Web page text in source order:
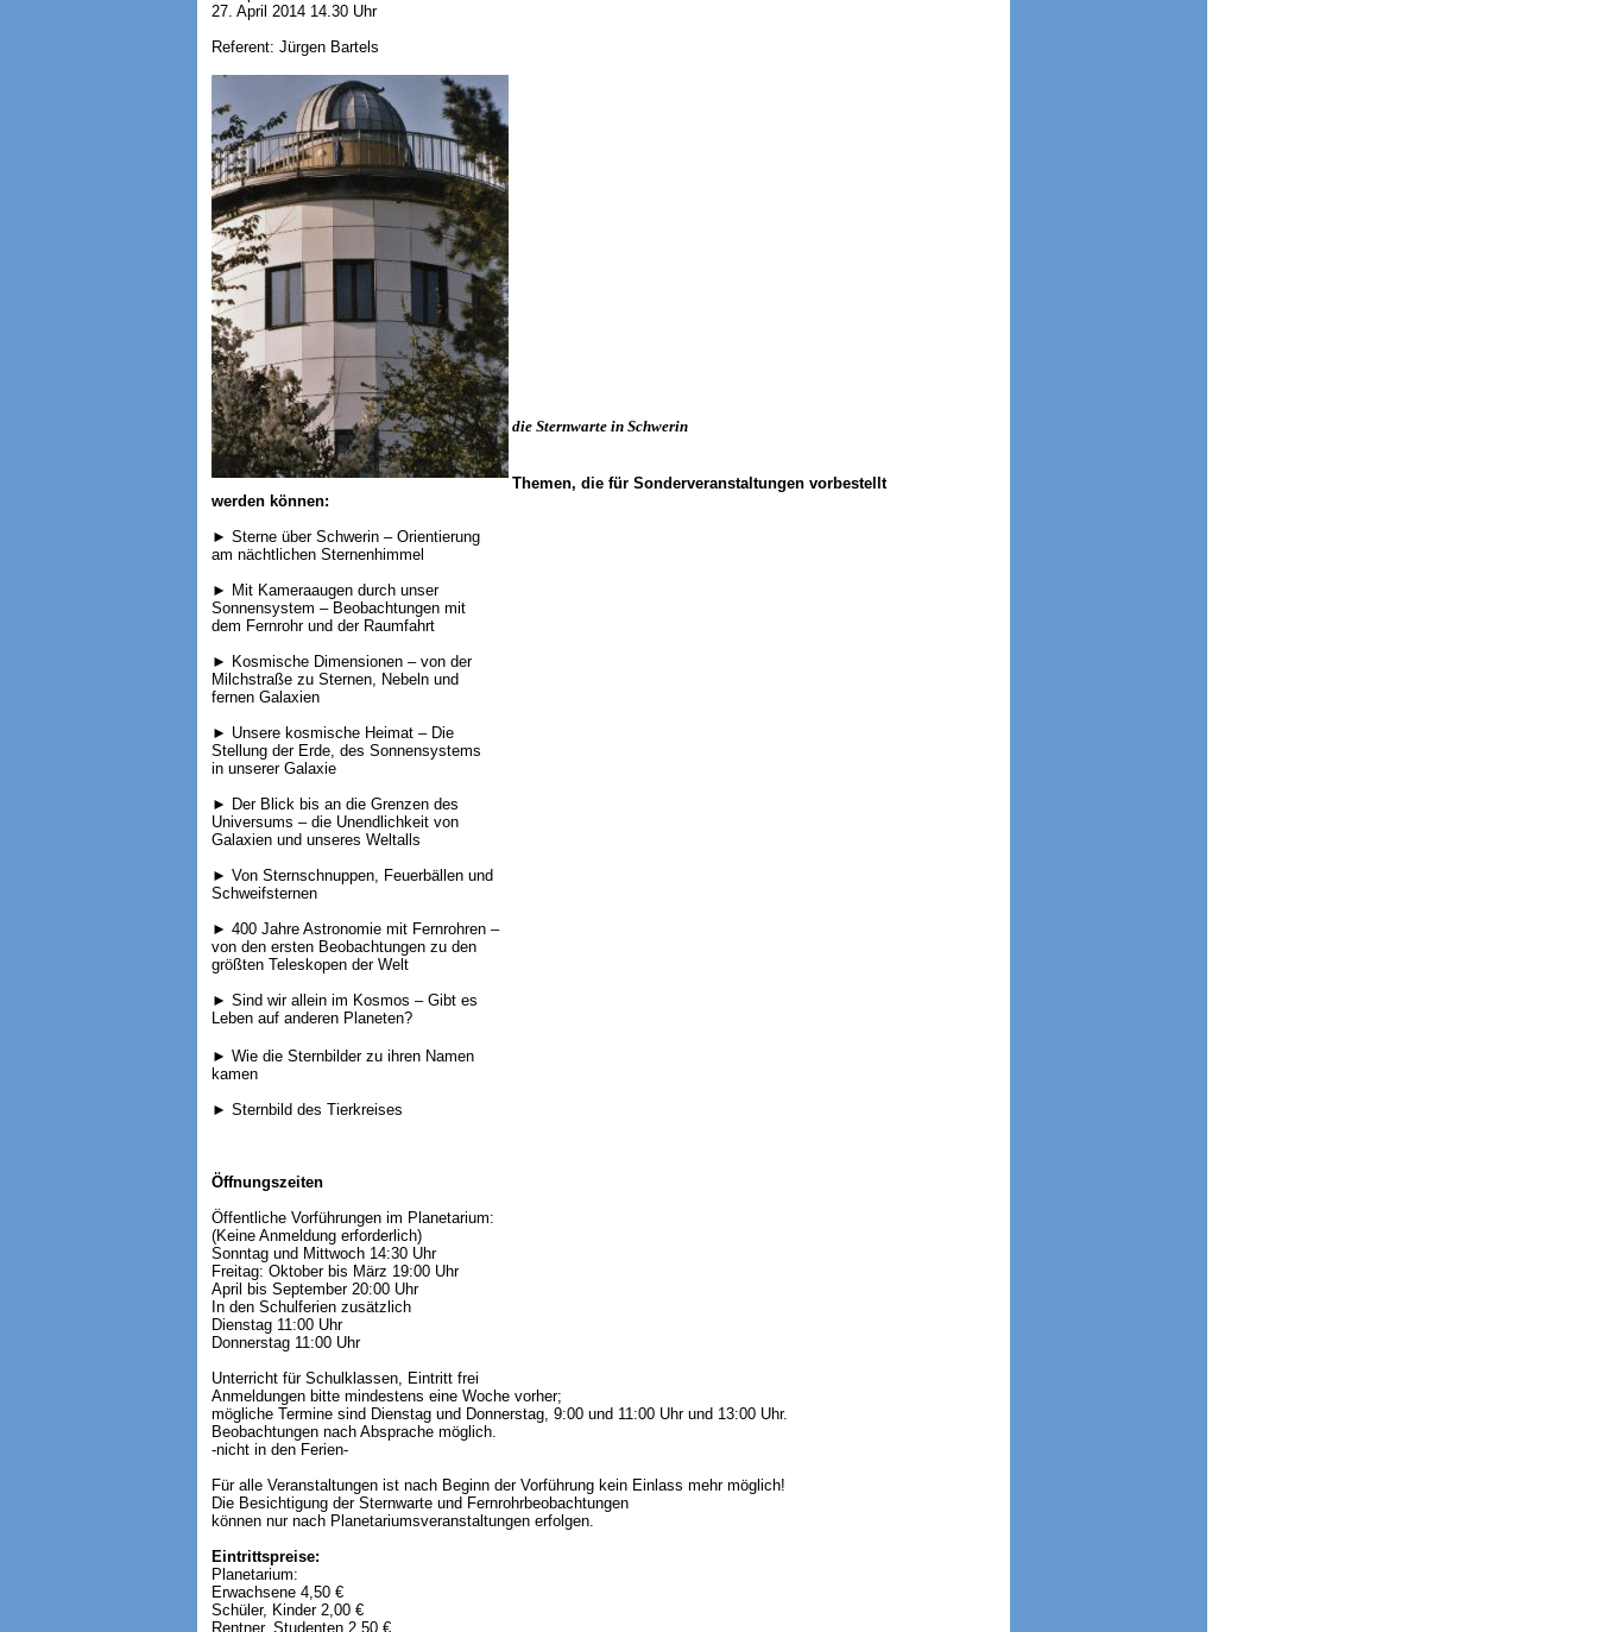
27. April 2014 14.30 Uhr
Referent: Jürgen Bartels
die Sternwarte in Schwerin
Themen, die für Sonderveranstaltungen vorbestellt
werden können:
► Sterne über Schwerin – Orientierung
am nächtlichen Sternenhimmel
► Mit Kameraaugen durch unser
Sonnensystem – Beobachtungen mit
dem Fernrohr und der Raumfahrt
► Kosmische Dimensionen – von der
Milchstraße zu Sternen, Nebeln und
fernen Galaxien
► Unsere kosmische Heimat – Die
Stellung der Erde, des Sonnensystems
in unserer Galaxie
► Der Blick bis an die Grenzen des
Universums – die Unendlichkeit von
Galaxien und unseres Weltalls
► Von Sternschnuppen, Feuerbällen und
Schweifsternen
► 400 Jahre Astronomie mit Fernrohren –
von den ersten Beobachtungen zu den
größten Teleskopen der Welt
► Sind wir allein im Kosmos – Gibt es
Leben auf anderen Planeten?
► Wie die Sternbilder zu ihren Namen
kamen
► Sternbild des Tierkreises
Öffnungszeiten
Öffentliche Vorführungen im Planetarium:
(Keine Anmeldung erforderlich)
Sonntag und Mittwoch 14:30 Uhr
Freitag: Oktober bis März 19:00 Uhr
April bis September 20:00 Uhr
In den Schulferien zusätzlich
Dienstag 11:00 Uhr
Donnerstag 11:00 Uhr
Unterricht für Schulklassen, Eintritt frei
Anmeldungen bitte mindestens eine Woche vorher;
mögliche Termine sind Dienstag und Donnerstag, 9:00 und 11:00 Uhr und 13:00 Uhr.
Beobachtungen nach Absprache möglich.
-nicht in den Ferien-
Für alle Veranstaltungen ist nach Beginn der Vorführung kein Einlass mehr möglich!
Die Besichtigung der Sternwarte und Fernrohrbeobachtungen
können nur nach Planetariumsveranstaltungen erfolgen.
Eintrittspreise:
Planetarium:
Erwachsene 4,50 €
Schüler, Kinder 2,00 €
Rentner, Studenten 2,50 €